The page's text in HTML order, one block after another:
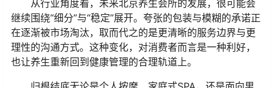
从行业角度看，未来北京养生会所的发展，很可能会
继续围绕“细分”与“稳定”展开。夸张的包装与模糊的承诺正
在逐渐被市场淘汰，取而代之的是更清晰的服务边界与更
理性的沟通方式。这种变化，对消费者而言是一种利好，
也让养生重新回到健康管理的合理轨道上。